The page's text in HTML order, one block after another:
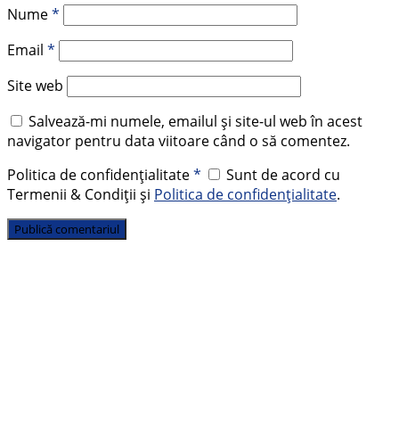
Nume*
Email *
Site web
Salvează-mi numele, emailul și site-ul web în acest
navigator pentru data viitoare când o să comentez.
Politica de confidențialitate*
Sunt de acord cu
Termenii & Condiții și Politica de confidențialitate.